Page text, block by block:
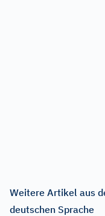
Weitere Artikel aus
deutschen Sprache